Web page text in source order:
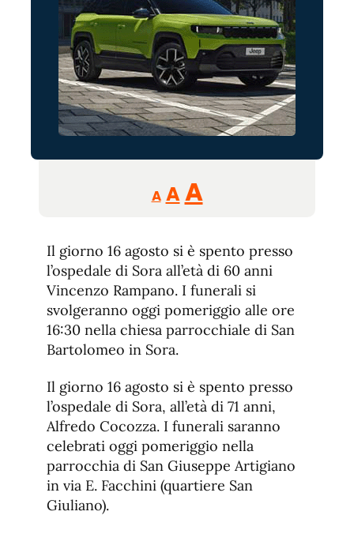
A
Reducir
tamaño
A Restablecer
de
fuente
AAumentar
de
fuente.
Il giorno 16 agosto si è spento presso
l’ospedale di Sora all’età di 60 anni
Vincenzo Rampano. I funerali si
svolgeranno oggi pomeriggio alle ore
16:30 nella chiesa parrocchiale di San
Bartolomeo in Sora.
Il giorno 16 agosto si è spento presso
l’ospedale di Sora, all’età di 71 anni,
Alfredo Cocozza. I funerali saranno
celebrati oggi pomeriggio nella
parrocchia di San Giuseppe Artigiano
in via E. Facchini (quartiere San
Giuliano).